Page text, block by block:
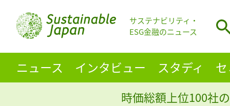
サステナビリティ・
ESG金融のニュース
ニュース インタビュー スタディ
時価総額上位100社